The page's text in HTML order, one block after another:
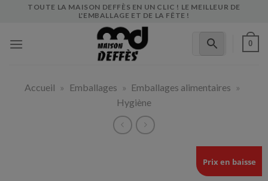
TOUTE LA MAISON DEFFÈS EN UN CLIC ! LE MEILLEUR DE
L'EMBALLAGE ET DE LA FÊTE !
0
Accueil » Emballages » Emballages alimentaires »
Hygiène
Prix en baisse